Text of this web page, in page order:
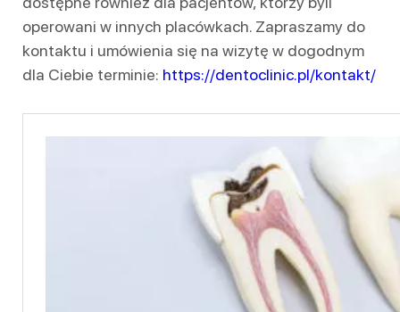
operowani w innych placówkach. Zapraszamy do
kontaktu i umówienia się na wizytę w dogodnym
dla Ciebie terminie: https://dentoclinic.pl/kontakt/